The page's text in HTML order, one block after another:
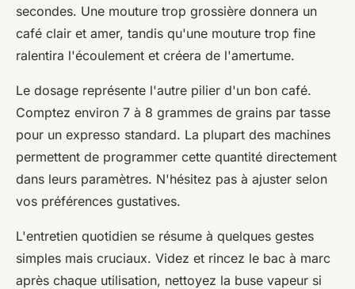
secondes. Une mouture trop grossière donnera un
café clair et amer, tandis qu'une mouture trop fine
ralentira l'écoulement et créera de l'amertume.
Le dosage représente l'autre pilier d'un bon café.
Comptez environ 7 à 8 grammes de grains par tasse
pour un expresso standard. La plupart des machines
permettent de programmer cette quantité directement
dans leurs paramètres. N'hésitez pas à ajuster selon
vos préférences gustatives.
L'entretien quotidien se résume à quelques gestes
simples mais cruciaux. Videz et rincez le bac à marc
après chaque utilisation, nettoyez la buse vapeur si